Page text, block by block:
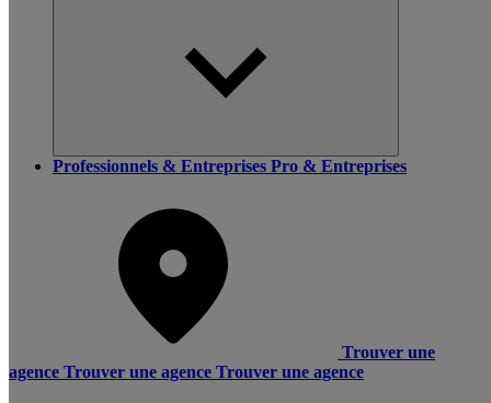
Professionnels & Entreprises Pro & Entreprises
Trouver une
agence Trouver une agence Trouver une agence